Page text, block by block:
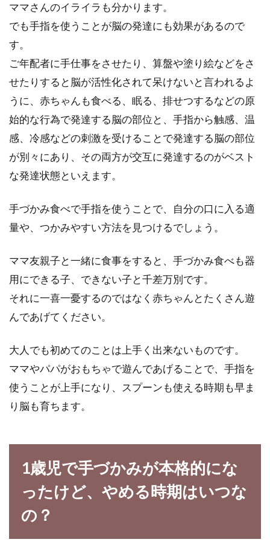
納豆はアルカリ性！アルカリ性食品
を摂ることが健康に良い！
食品を大きく分けると、アルカリ性食品と酸性
食品があります。そのうち納豆を代表とした、
アルカリ性...
500kcalのカロリーを消費するのに必
要な運動時間は！？
すればよいのかご存知でしょうか？ご飯2杯分...
人気の冷凍食品パスタと手作り冷凍
パスタのカロリーをご紹介
全国どこのスーパーでも、コンビニエンススト
ができます。...
活動のときによくつくってもらったという方も
多いのではな...
スーパーやコンビニの惣菜やお弁当
ママさんのイライラも分かります。
でも手指を使うことが脳の発達にも効果があるので
す。
ご年配者に手仕事をさせたり、算盤や塗り絵などをさ
せたりすると脳が活性化されて呆けないと言われるよ
うに、赤ちゃんも食べる、眠る、排せつするなどの原
始的な行為で発達する脳の部位と、手指から触感、温
感、冷感などの刺激を受けることで発達する脳の部位
が別々にあり、その両方が交互に発達するのがベスト
な発達状態といえます。
手づかみ食べで手指を使うことで、自分の口に入る適
量や、つかみやすい方法を見つけるでしょう。
ママ友親子と一緒に食事をすると、手づかみ食べも器
用にできる子、できない子と千差万別です。
それに一喜一憂するのではなく赤ちゃんとたくさん遊
んであげてください。
大人でも初めてのことは上手く出来ないものです。
ママやパパがおもちゃで遊んであげることで、手指を
使うことが上手になり、スプーンも使える時期も早ま
り脳も育ちます。
1歳児で手づかみが本格的にな
ったけど、やめる時期はいつな
の？